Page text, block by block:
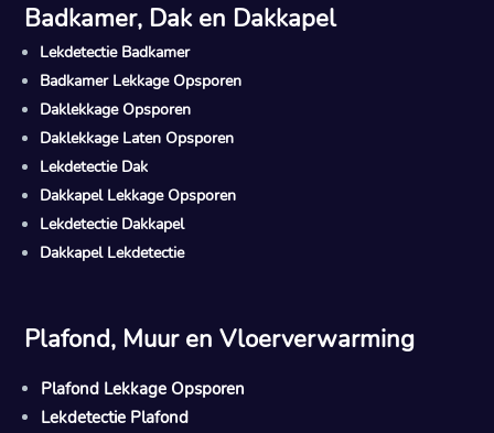
Badkamer, Dak en Dakkapel
Lekdetectie Badkamer
Badkamer Lekkage Opsporen
Daklekkage Opsporen
Daklekkage Laten Opsporen
Lekdetectie Dak
Dakkapel Lekkage Opsporen
Lekdetectie Dakkapel
Dakkapel Lekdetectie
Plafond, Muur en Vloerverwarming
Plafond Lekkage Opsporen
Lekdetectie Plafond